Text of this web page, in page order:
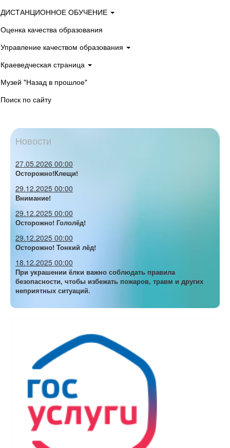
ДИСТАНЦИОННОЕ ОБУЧЕНИЕ
Оценка качества образования
Управление качеством образования
Краеведческая страница
Музей "Назад в прошлое"
Поиск по сайту
Новости
27.05.2026 00:00
Осторожно!Клещи!
29.12.2025 00:00
Внимание!
29.12.2025 00:00
Осторожно! Гололёд!
29.12.2025 00:00
Осторожно! Тонкий лёд!
18.12.2025 00:00
При украшении ёлки важно соблюдать правила
безопасности, чтобы избежать пожаров, травм и других
неприятных ситуаций.